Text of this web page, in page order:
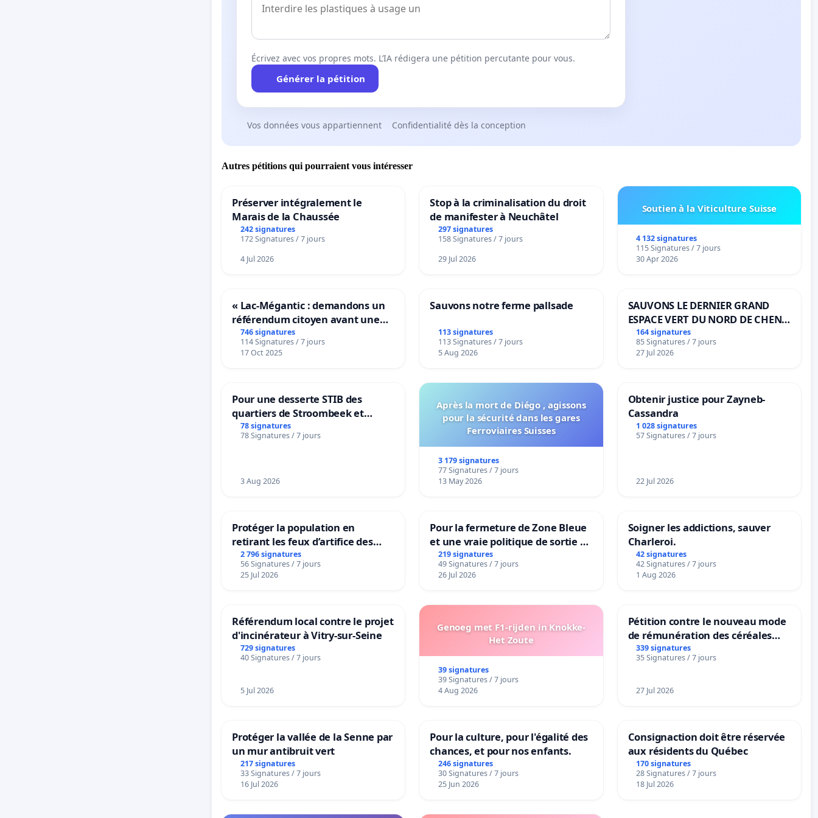
Écrivez avec vos propres mots. L’IA rédigera une pétition percutante pour vous.
Générer la pétition
Vos données vous appartiennent Confidentialité dès la conception
Autres pétitions qui pourraient vous intéresser
Préserver intégralement le
Marais de la Chaussée
242 signatures
172 Signatures / 7 jours
4 Jul 2026
Stop à la criminalisation du droit
de manifester à Neuchâtel
297 signatures
158 Signatures / 7 jours
29 Jul 2026
Soutien à la Viticulture Suisse
4 132 signatures
115 Signatures / 7 jours
30 Apr 2026
« Lac-Mégantic : demandons un
référendum citoyen avant une
transformation irréversible de
notre territoire »
746 signatures
114 Signatures / 7 jours
17 Oct 2025
Sauvons notre ferme pallsade
113 signatures
113 Signatures / 7 jours
5 Aug 2026
SAUVONS LE DERNIER GRAND
ESPACE VERT DU NORD DE CHENE-
BOUGERIES
164 signatures
85 Signatures / 7 jours
27 Jul 2026
Pour une desserte STIB des
quartiers de Stroombeek et
Beauval - Voor een MIVB-
bediening van de wijken
78 signatures
78 Signatures / 7 jours
3 Aug 2026
Après la mort de Diégo , agissons
pour la sécurité dans les gares
Ferroviaires Suisses
3 179 signatures
77 Signatures / 7 jours
13 May 2026
Obtenir justice pour Zayneb-
Cassandra
1 028 signatures
57 Signatures / 7 jours
22 Jul 2026
Protéger la population en
retirant les feux d’artifice des
rayons
2 796 signatures
56 Signatures / 7 jours
25 Jul 2026
Pour la fermeture de Zone Bleue
et une vraie politique de sortie de
la dépendance
219 signatures
49 Signatures / 7 jours
26 Jul 2026
Soigner les addictions, sauver
Charleroi.
42 signatures
42 Signatures / 7 jours
1 Aug 2026
Référendum local contre le projet
d'incinérateur à Vitry-sur-Seine
729 signatures
40 Signatures / 7 jours
5 Jul 2026
Genoeg met F1-rijden in Knokke-
Het Zoute
39 signatures
39 Signatures / 7 jours
4 Aug 2026
Pétition contre le nouveau mode
de rémunération des céréales
panifiables de Swiss granum basé
sur la teneur en protéines
339 signatures
35 Signatures / 7 jours
27 Jul 2026
Protéger la vallée de la Senne par
un mur antibruit vert
217 signatures
33 Signatures / 7 jours
16 Jul 2026
Pour la culture, pour l'égalité des
chances, et pour nos enfants.
246 signatures
30 Signatures / 7 jours
25 Jun 2026
Consignaction doit être réservée
aux résidents du Québec
170 signatures
28 Signatures / 7 jours
18 Jul 2026